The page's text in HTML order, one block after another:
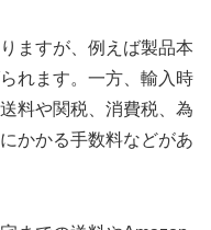
ますが、例えば製品本
れます。一方、輸入時
料や関税、消費税、為
かかる手数料などがあ